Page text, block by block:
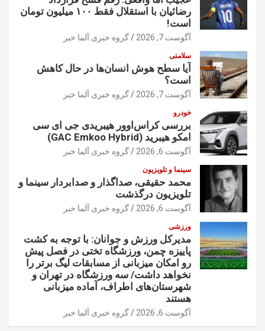
رضائیان با استقلال فقط ۱۰۰ میلیون تومان
است!
آگوست 7, 2026 گروه خبری آلما خبر
سلامتی
آیا سطح هوش انسان‌ها در حال کاهش
است؟
آگوست 7, 2026 گروه خبری آلما خبر
خودرو
بررسی کراس‌اوور هیبریدی جی ای سی
امکو هیبرید (GAC Emkoo Hybrid)
آگوست 6, 2026 گروه خبری آلما خبر
سینما و تلویزیون
محمد حقیقی، صداگذار و صدابردار سینما و
تلویزیون درگذشت
آگوست 6, 2026 گروه خبری آلما خبر
ورزشی
مدیرکل ورزش و جوانان: با توجه به کشت
پاییزه چمن، ورزشگاه تختی در فصل پیش
رو امکان میزبانی از مسابقات لیگ برتر را
نخواهد داشت/ سه ورزشگاه در تهران و
شهرستان‌های اطراف، آماده میزبانی
هستند
آگوست 6, 2026 گروه خبری آلما خبر